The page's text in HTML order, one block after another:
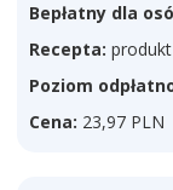
Bepłatny dla
Recepta:
Poziom
Cena: 23,97 PLN